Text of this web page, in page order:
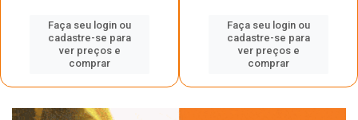
Faça seu login ou
cadastre-se para
ver preços e
comprar
Faça seu login ou
cadastre-se para
ver preços e
comprar